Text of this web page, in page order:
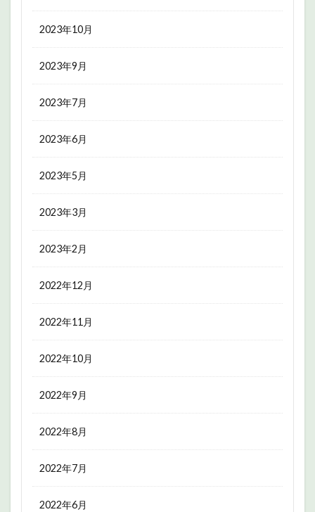
2023年10月
2023年9月
2023年7月
2023年6月
2023年5月
2023年3月
2023年2月
2022年12月
2022年11月
2022年10月
2022年9月
2022年8月
2022年7月
2022年6月